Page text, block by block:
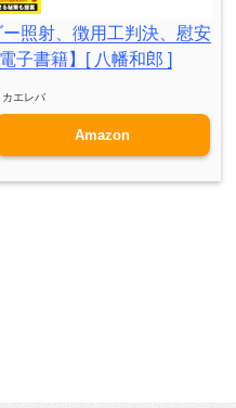
照射、徴用工判決、慰安
子書籍】[ 八幡和郎 ]
カエレバ
Amazon